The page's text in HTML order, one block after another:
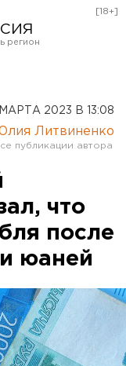
[18+]
2023 В 13:08
Литвиненко
что
после
юаней